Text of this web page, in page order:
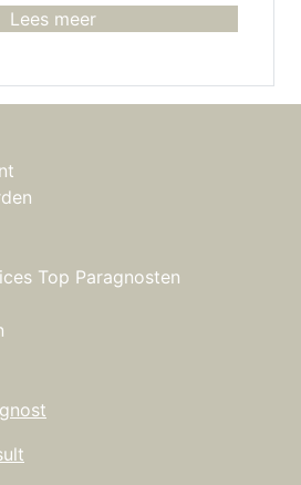
Lees meer
Top Paragnosten